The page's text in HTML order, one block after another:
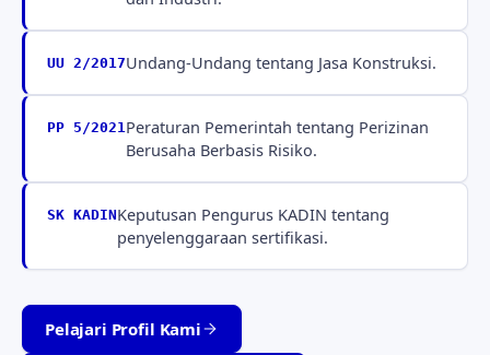
UU 2/2017Undang-Undang tentang Jasa Konstruksi.
PP 5/2021Peraturan Pemerintah tentang Perizinan
Berusaha Berbasis Risiko.
SK KADINKeputusan Pengurus KADIN tentang
penyelenggaraan sertifikasi.
Pelajari Profil Kami
Tabah · Jujur · Setia